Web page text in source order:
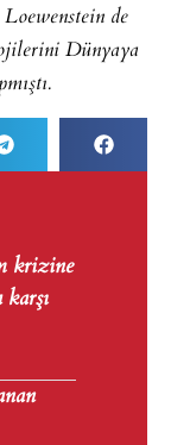
de
Dünyaya
krizine